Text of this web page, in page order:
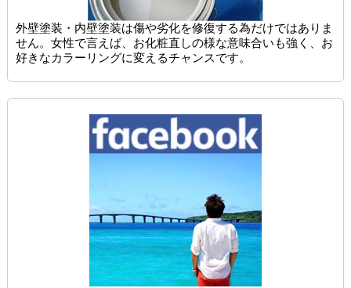
外壁塗装・内壁塗装は傷や劣化を修復する為だけではありま
せん。女性で言えば、お化粧直しの様な意味合いも強く、お
好きなカラーリングに変えるチャンスです。